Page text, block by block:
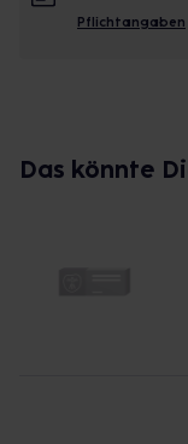
Pflichtangaben
Das könnte